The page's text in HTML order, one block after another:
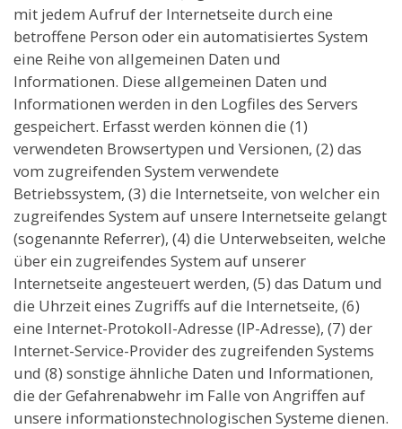
mit jedem Aufruf der Internetseite durch eine
betroffene Person oder ein automatisiertes System
eine Reihe von allgemeinen Daten und
Informationen. Diese allgemeinen Daten und
Informationen werden in den Logfiles des Servers
gespeichert. Erfasst werden können die (1)
verwendeten Browsertypen und Versionen, (2) das
vom zugreifenden System verwendete
Betriebssystem, (3) die Internetseite, von welcher ein
zugreifendes System auf unsere Internetseite gelangt
(sogenannte Referrer), (4) die Unterwebseiten, welche
über ein zugreifendes System auf unserer
Internetseite angesteuert werden, (5) das Datum und
die Uhrzeit eines Zugriffs auf die Internetseite, (6)
eine Internet-Protokoll-Adresse (IP-Adresse), (7) der
Internet-Service-Provider des zugreifenden Systems
und (8) sonstige ähnliche Daten und Informationen,
die der Gefahrenabwehr im Falle von Angriffen auf
unsere informationstechnologischen Systeme dienen.